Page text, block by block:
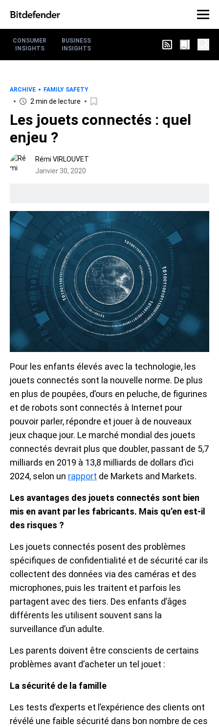
CONSUMER
INSIGHTS
BUSINESS
INSIGHTS
ARCHIVE FAMILY SAFETY
2 min de lecture
Les jouets connectés : quel
enjeu ?
Rémi VIRLOUVET
Janvier 30, 2020
Pour les enfants élevés avec la technologie, les
jouets connectés sont la nouvelle norme. De plus
en plus de poupées, d’ours en peluche, de figurines
et de robots sont connectés à Internet pour
pouvoir parler, répondre et jouer à de nouveaux
jeux chaque jour. Le marché mondial des jouets
connectés devrait plus que doubler, passant de 5,7
milliards en 2019 à 13,8 milliards de dollars d’ici
2024, selon un rapport de Markets and Markets.
Les avantages des jouets connectés sont bien
mis en avant par les fabricants. Mais qu’en est-il
des risques ?
Les jouets connectés posent des problèmes
spécifiques de confidentialité et de sécurité car ils
collectent des données via des caméras et des
microphones, puis les traitent et parfois les
partagent avec des tiers. Des enfants d’âges
différents les utilisent souvent sans la
surveillance d’un adulte.
Les parents doivent être conscients de certains
problèmes avant d’acheter un tel jouet :
La sécurité de la famille
Les tests d’experts et l’expérience des clients ont
révélé une faible sécurité dans bon nombre de ces